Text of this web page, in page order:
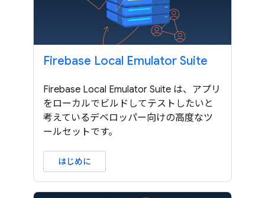
Firebase Local Emulator Suite
Firebase Local Emulator Suite は、アプリ
をローカルでビルドしてテストしたいと
考えているデベロッパー向けの高度なツ
ールセットです。
はじめに